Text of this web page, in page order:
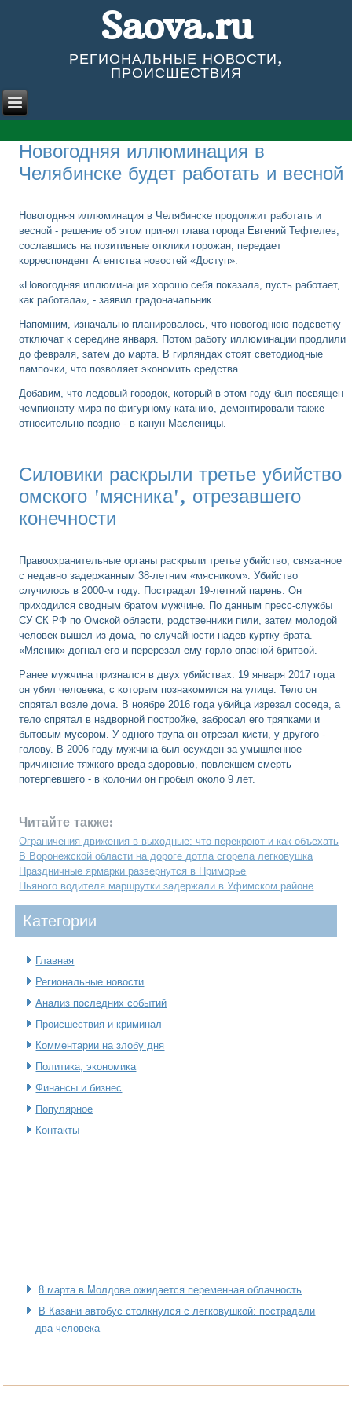
Saova.ru
РЕГИОНАЛЬНЫЕ НОВОСТИ,
ПРОИСШЕСТВИЯ
Новогодняя иллюминация в
Челябинске будет работать и весной
Новогодняя иллюминация в Челябинске продолжит работать и
весной - решение об этом принял глава города Евгений Тефтелев,
сославшись на позитивные отклики горожан, передает
корреспондент Агентства новостей «Доступ».
«Новогодняя иллюминация хорошо себя показала, пусть работает,
как работала», - заявил градоначальник.
Напомним, изначально планировалось, что новогоднюю подсветку
отключат к середине января. Потом работу иллюминации продлили
до февраля, затем до марта. В гирляндах стоят светодиодные
лампочки, что позволяет экономить средства.
Добавим, что ледовый городок, который в этом году был посвящен
чемпионату мира по фигурному катанию, демонтировали также
относительно поздно - в канун Масленицы.
Силовики раскрыли третье убийство
омского 'мясника', отрезавшего
конечности
Правоохранительные органы раскрыли третье убийство, связанное
с недавно задержанным 38-летним «мясником». Убийство
случилось в 2000-м году. Пострадал 19-летний парень. Он
приходился сводным братом мужчине. По данным пресс-службы
СУ СК РФ по Омской области, родственники пили, затем молодой
человек вышел из дома, по случайности надев куртку брата.
«Мясник» догнал его и перерезал ему горло опасной бритвой.
Ранее мужчина признался в двух убийствах. 19 января 2017 года
он убил человека, с которым познакомился на улице. Тело он
спрятал возле дома. В ноябре 2016 года убийца изрезал соседа, а
тело спрятал в надворной постройке, забросал его тряпками и
бытовым мусором. У одного трупа он отрезал кисти, у другого -
голову. В 2006 году мужчина был осужден за умышленное
причинение тяжкого вреда здоровью, повлекшем смерть
потерпевшего - в колонии он пробыл около 9 лет.
Читайте также:
Ограничения движения в выходные: что перекроют и как объехать
В Воронежской области на дороге дотла сгорела легковушка
Праздничные ярмарки развернутся в Приморье
Пьяного водителя маршрутки задержали в Уфимском районе
Категοрии
Главная
Региональные новости
Анализ последних событий
Происшествия и криминал
Комментарии на злобу дня
Политика, экономика
Финансы и бизнес
Популярное
Контакты
8 марта в Молдове ожидается переменная облачность
В Казани автобус столкнулся с легковушкой: пострадали
два человека